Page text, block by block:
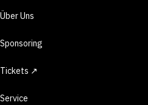
Über Uns
Sponsoring
Tickets ↗
Service